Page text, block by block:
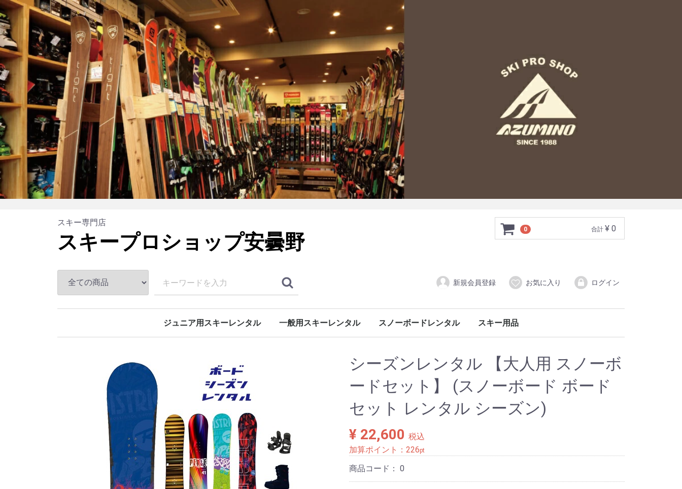
スキー専門店
スキープロショップ安曇野
0 合計 ¥ 0
新規会員登録 お気に入り ログイン
ジュニア用スキーレンタル 一般用スキーレンタル スノーボードレンタル スキー用品
シーズンレンタル 【大人用 スノーボ
ードセット】 (スノーボード ボード
セット レンタル シーズン)
¥ 22,600 税込
加算ポイント： 226pt
商品コード： 0